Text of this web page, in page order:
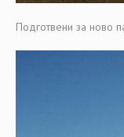
Подготвени за ново